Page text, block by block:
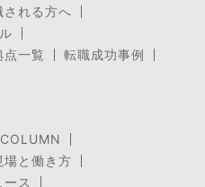
される方へ
点一覧
転職成功事例
場と働き方
ス